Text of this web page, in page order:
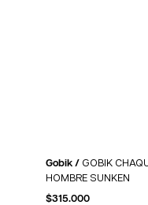
Gobik / GOBIK
HOMBRE SUNKEN
$315.000